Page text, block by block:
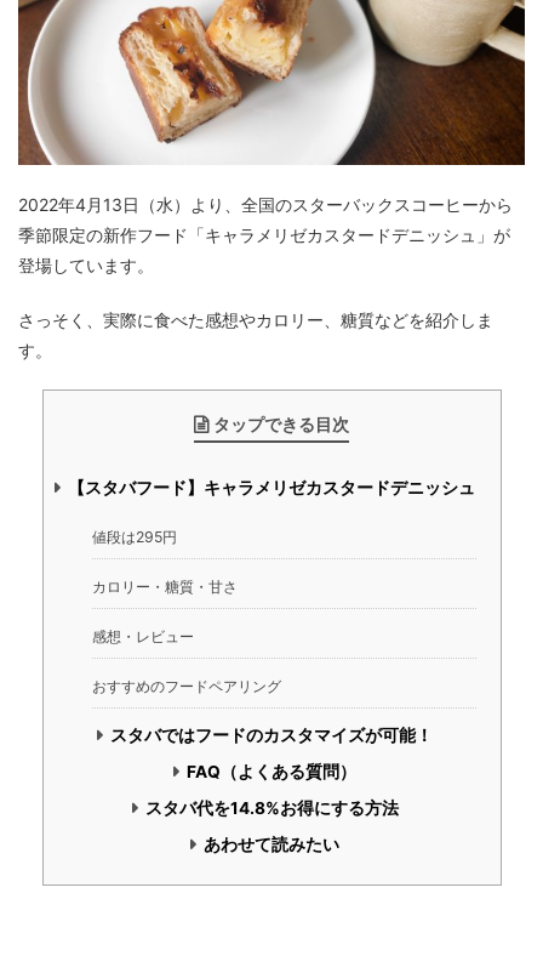
2022年4月13日（水）より、全国のスターバックスコーヒーから
季節限定の新作フード「キャラメリゼカスタードデニッシュ」が
登場しています。
さっそく、実際に食べた感想やカロリー、糖質などを紹介しま
す。
タップできる目次
【スタバフード】キャラメリゼカスタードデニッシュ
値段は295円
カロリー・糖質・甘さ
感想・レビュー
おすすめのフードペアリング
スタバではフードのカスタマイズが可能！
FAQ（よくある質問）
スタバ代を14.8%お得にする方法
あわせて読みたい